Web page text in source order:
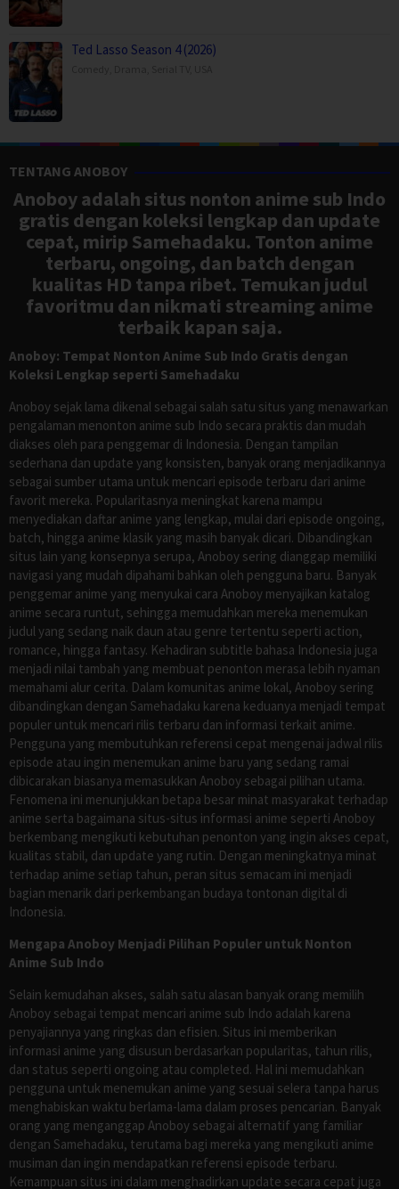
Ted Lasso Season 4 (2026)
TENTANG ANOBOY
Anoboy adalah situs nonton anime sub Indo
gratis dengan koleksi lengkap dan update
cepat, mirip Samehadaku. Tonton anime
terbaru, ongoing, dan batch dengan
kualitas HD tanpa ribet. Temukan judul
favoritmu dan nikmati streaming anime
terbaik kapan saja.
Anoboy: Tempat Nonton Anime Sub Indo Gratis dengan
Koleksi Lengkap seperti Samehadaku
Anoboy sejak lama dikenal sebagai salah satu situs yang menawarkan
pengalaman menonton anime sub Indo secara praktis dan mudah
diakses oleh para penggemar di Indonesia. Dengan tampilan
sederhana dan update yang konsisten, banyak orang menjadikannya
sebagai sumber utama untuk mencari episode terbaru dari anime
favorit mereka. Popularitasnya meningkat karena mampu
menyediakan daftar anime yang lengkap, mulai dari episode ongoing,
batch, hingga anime klasik yang masih banyak dicari. Dibandingkan
situs lain yang konsepnya serupa, Anoboy sering dianggap memiliki
navigasi yang mudah dipahami bahkan oleh pengguna baru. Banyak
penggemar anime yang menyukai cara Anoboy menyajikan katalog
anime secara runtut, sehingga memudahkan mereka menemukan
judul yang sedang naik daun atau genre tertentu seperti action,
romance, hingga fantasy. Kehadiran subtitle bahasa Indonesia juga
menjadi nilai tambah yang membuat penonton merasa lebih nyaman
memahami alur cerita. Dalam komunitas anime lokal, Anoboy sering
dibandingkan dengan Samehadaku karena keduanya menjadi tempat
populer untuk mencari rilis terbaru dan informasi terkait anime.
Pengguna yang membutuhkan referensi cepat mengenai jadwal rilis
episode atau ingin menemukan anime baru yang sedang ramai
dibicarakan biasanya memasukkan Anoboy sebagai pilihan utama.
Fenomena ini menunjukkan betapa besar minat masyarakat terhadap
anime serta bagaimana situs-situs informasi anime seperti Anoboy
berkembang mengikuti kebutuhan penonton yang ingin akses cepat,
kualitas stabil, dan update yang rutin. Dengan meningkatnya minat
terhadap anime setiap tahun, peran situs semacam ini menjadi
bagian menarik dari perkembangan budaya tontonan digital di
Indonesia.
Mengapa Anoboy Menjadi Pilihan Populer untuk Nonton
Anime Sub Indo
Selain kemudahan akses, salah satu alasan banyak orang memilih
Anoboy sebagai tempat mencari anime sub Indo adalah karena
penyajiannya yang ringkas dan efisien. Situs ini memberikan
informasi anime yang disusun berdasarkan popularitas, tahun rilis,
dan status seperti ongoing atau completed. Hal ini memudahkan
pengguna untuk menemukan anime yang sesuai selera tanpa harus
menghabiskan waktu berlama-lama dalam proses pencarian. Banyak
orang yang menganggap Anoboy sebagai alternatif yang familiar
dengan Samehadaku, terutama bagi mereka yang mengikuti anime
musiman dan ingin mendapatkan referensi episode terbaru.
Kemampuan situs ini dalam menghadirkan update secara cepat juga